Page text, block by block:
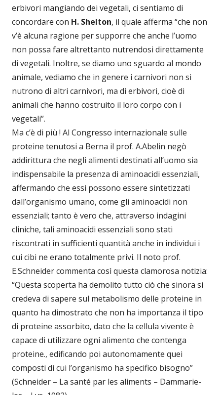
erbivori mangiando dei vegetali, ci sentiamo di
concordare con H. Shelton, il quale afferma “che non
v’è alcuna ragione per supporre che anche l’uomo
non possa fare altrettanto nutrendosi direttamente
di vegetali. Inoltre, se diamo uno sguardo al mondo
animale, vediamo che in genere i carnivori non si
nutrono di altri carnivori, ma di erbivori, cioè di
animali che hanno costruito il loro corpo con i
vegetali”.
Ma c’è di più ! Al Congresso internazionale sulle
proteine tenutosi a Berna il prof. A.Abelin negò
addirittura che negli alimenti destinati all’uomo sia
indispensabile la presenza di aminoacidi essenziali,
affermando che essi possono essere sintetizzati
dall’organismo umano, come gli aminoacidi non
essenziali; tanto è vero che, attraverso indagini
cliniche, tali aminoacidi essenziali sono stati
riscontrati in sufficienti quantità anche in individui i
cui cibi ne erano totalmente privi. Il noto prof.
E.Schneider commenta così questa clamorosa notizia:
“Questa scoperta ha demolito tutto ciò che sinora si
credeva di sapere sul metabolismo delle proteine in
quanto ha dimostrato che non ha importanza il tipo
di proteine assorbito, dato che la cellula vivente è
capace di utilizzare ogni alimento che contenga
proteine., edificando poi autonomamente quei
composti di cui l’organismo ha specifico bisogno”
(Schneider – La santé par les aliments – Dammarie-